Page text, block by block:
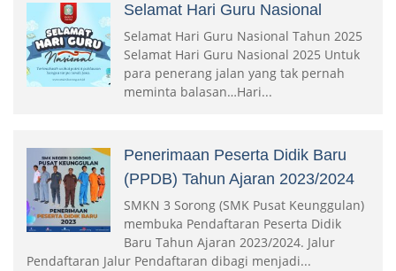
Selamat Hari Guru Nasional
Selamat Hari Guru Nasional Tahun 2025
Selamat Hari Guru Nasional 2025 Untuk
para penerang jalan yang tak pernah
meminta balasan…Hari...
Penerimaan Peserta Didik Baru
(PPDB) Tahun Ajaran 2023/2024
SMKN 3 Sorong (SMK Pusat Keunggulan)
membuka Pendaftaran Peserta Didik
Baru Tahun Ajaran 2023/2024. Jalur
Pendaftaran Jalur Pendaftaran dibagi menjadi...